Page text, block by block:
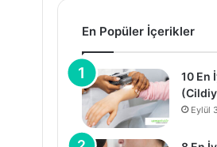
En Popüler İçerikler
10 En
Eylül